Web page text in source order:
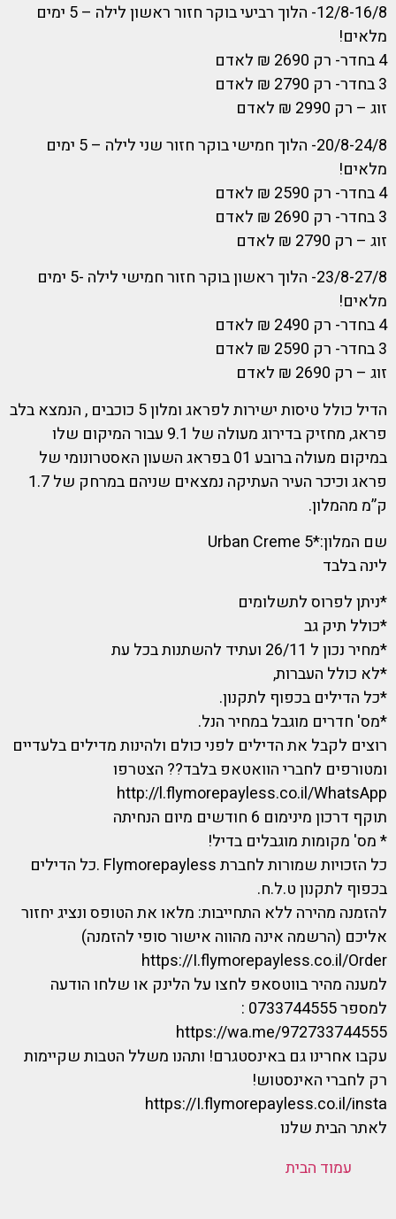
12/8-16/8- הלוך רביעי בוקר חזור ראשון לילה – 5 ימים
מלאים!
4 בחדר- רק 2690 ₪ לאדם
3 בחדר- רק 2790 ₪ לאדם
זוג – רק 2990 ₪ לאדם
20/8-24/8- הלוך חמישי בוקר חזור שני לילה – 5 ימים
מלאים!
4 בחדר- רק 2590 ₪ לאדם
3 בחדר- רק 2690 ₪ לאדם
זוג – רק 2790 ₪ לאדם
23/8-27/8- הלוך ראשון בוקר חזור חמישי לילה -5 ימים
מלאים!
4 בחדר- רק 2490 ₪ לאדם
3 בחדר- רק 2590 ₪ לאדם
זוג – רק 2690 ₪ לאדם
הדיל כולל טיסות ישירות לפראג ומלון 5 כוכבים , הנמצא בלב
פראג, מחזיק בדירוג מעולה של 9.1 עבור המיקום שלו
במיקום מעולה ברובע 01 בפראג השעון האסטרונומי של
פראג וכיכר העיר העתיקה נמצאים שניהם במרחק של 1.7
ק”מ מהמלון.
שם המלון:*5 Urban Creme
לינה בלבד
*ניתן לפרוס לתשלומים
*כולל תיק גב
*מחיר נכון ל 26/11 ועתיד להשתנות בכל עת
*לא כולל העברות,
*כל הדילים בכפוף לתקנון.
*מס' חדרים מוגבל במחיר הנל.
רוצים לקבל את הדילים לפני כולם ולהינות מדילים בלעדיים
ומטורפים לחברי הוואטאפ בלבד?? הצטרפו
http://l.flymorepayless.co.il/WhatsApp
תוקף דרכון מינימום 6 חודשים מיום הנחיתה
* מס' מקומות מוגבלים בדיל!
כל הזכויות שמורות לחברת Flymorepayless .כל הדילים
בכפוף לתקנון ט.ל.ח.
להזמנה מהירה ללא התחייבות: מלאו את הטופס ונציג יחזור
אליכם (הרשמה אינה מהווה אישור סופי להזמנה)
https://I.flymorepayless.co.il/Order
למענה מהיר בווטסאפ לחצו על הלינק או שלחו הודעה
למספר 0733744555 :
https://wa.me/972733744555
עקבו אחרינו גם באינסטגרם! ותהנו משלל הטבות שקיימות
רק לחברי האינסטוש!
https://I.flymorepayless.co.il/insta
לאתר הבית שלנו
עמוד הבית